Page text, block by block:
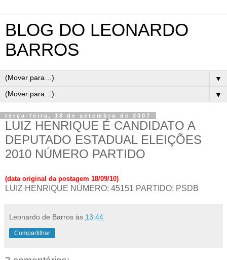
BLOG DO LEONARDO
BARROS
▼
▼
terça-feira, 18 de setembro de 2007
LUIZ HENRIQUE É CANDIDATO A
DEPUTADO ESTADUAL ELEIÇÕES
2010 NÚMERO PARTIDO
(data original da postagem 18/09/10)
LUIZ HENRIQUE NÚMERO: 45151 PARTIDO: PSDB
Leonardo de Barros às 13:44
Compartilhar